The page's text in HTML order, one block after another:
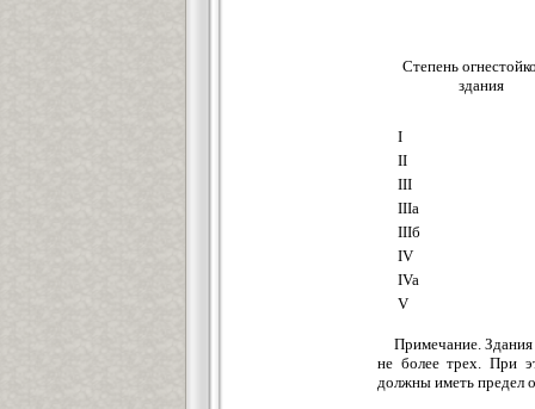
Степень
здания
I
II
III
IIIa
IIIб
IV
IVa
V
Примечание. Здания
не более трех. При
должны иметь предел